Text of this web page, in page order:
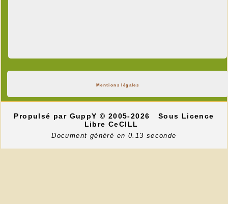
Mentions légales
Propulsé par GuppY© 2005-2026
Sous Licence
Libre CeCILL
Document généré en 0.13 seconde